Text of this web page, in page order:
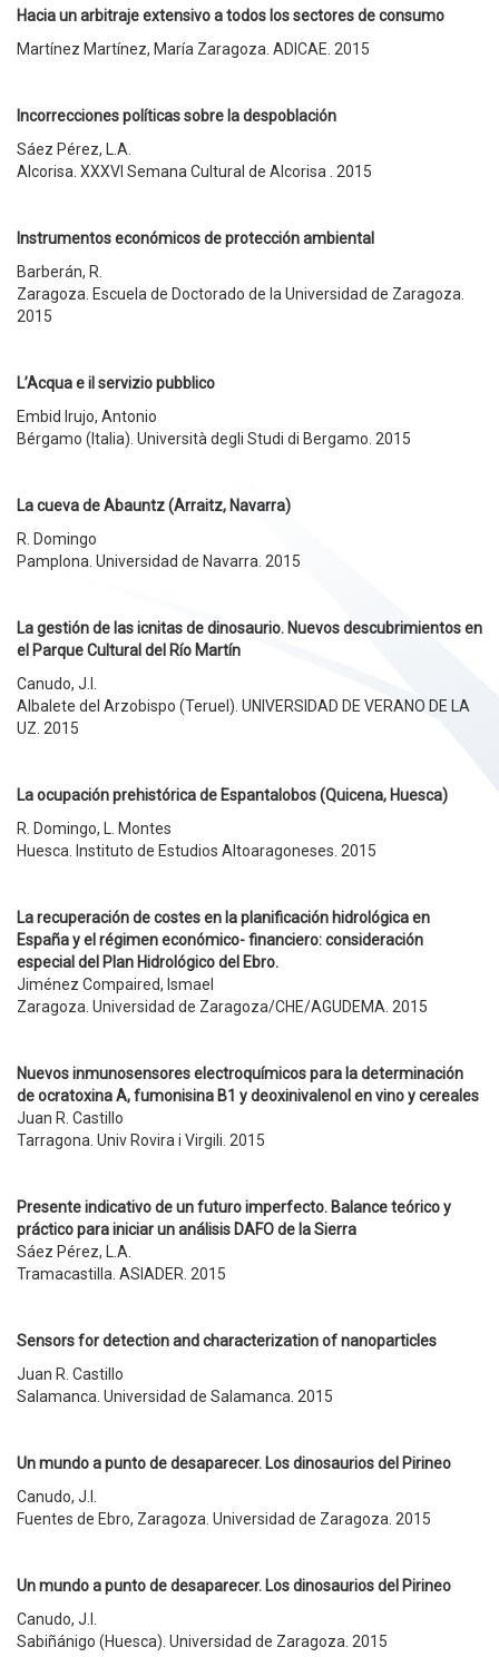
Hacia un arbitraje extensivo a todos los sectores de consumo
Martínez Martínez, María Zaragoza. ADICAE. 2015
Incorrecciones políticas sobre la despoblación
Sáez Pérez, L.A.
Alcorisa. XXXVI Semana Cultural de Alcorisa . 2015
Instrumentos económicos de protección ambiental
Barberán, R.
Zaragoza. Escuela de Doctorado de la Universidad de Zaragoza.
2015
L’Acqua e il servizio pubblico
Embid Irujo, Antonio
Bérgamo (Italia). Università degli Studi di Bergamo. 2015
La cueva de Abauntz (Arraitz, Navarra)
R. Domingo
Pamplona. Universidad de Navarra. 2015
La gestión de las icnitas de dinosaurio. Nuevos descubrimientos en
el Parque Cultural del Río Martín
Canudo, J.I.
Albalete del Arzobispo (Teruel). UNIVERSIDAD DE VERANO DE LA
UZ. 2015
La ocupación prehistórica de Espantalobos (Quicena, Huesca)
R. Domingo, L. Montes
Huesca. Instituto de Estudios Altoaragoneses. 2015
La recuperación de costes en la planificación hidrológica en
España y el régimen económico- financiero: consideración
especial del Plan Hidrológico del Ebro.
Jiménez Compaired, Ismael
Zaragoza. Universidad de Zaragoza/CHE/AGUDEMA. 2015
Nuevos inmunosensores electroquímicos para la determinación
de ocratoxina A, fumonisina B1 y deoxinivalenol en vino y cereales
Juan R. Castillo
Tarragona. Univ Rovira i Virgili. 2015
Presente indicativo de un futuro imperfecto. Balance teórico y
práctico para iniciar un análisis DAFO de la Sierra
Sáez Pérez, L.A.
Tramacastilla. ASIADER. 2015
Sensors for detection and characterization of nanoparticles
Juan R. Castillo
Salamanca. Universidad de Salamanca. 2015
Un mundo a punto de desaparecer. Los dinosaurios del Pirineo
Canudo, J.I.
Fuentes de Ebro, Zaragoza. Universidad de Zaragoza. 2015
Un mundo a punto de desaparecer. Los dinosaurios del Pirineo
Canudo, J.I.
Sabiñánigo (Huesca). Universidad de Zaragoza. 2015